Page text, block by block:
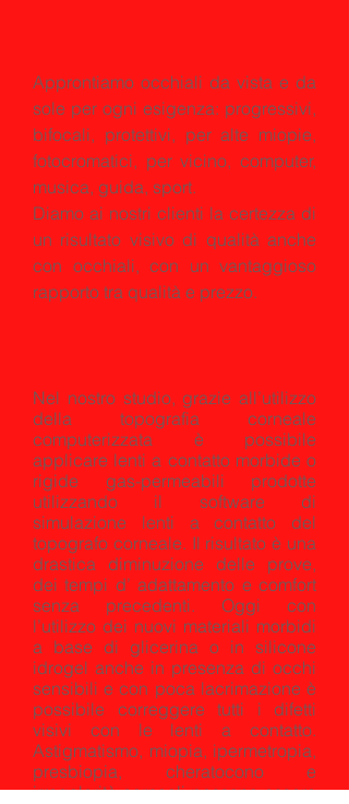
Approntiamo occhiali da vista e da
sole per ogni esigenza: progressivi,
bifocali, protettivi, per alte miopie,
fotocromatici, per vicino, computer,
musica, guida, sport.
Diamo ai nostri clienti la certezza di
un risultato visivo di qualità anche
con occhiali, con un vantaggioso
rapporto tra qualità e prezzo.
Nel nostro studio, grazie all’utilizzo
della topografia corneale
computerizzata è possibile
applicare lenti a contatto morbide o
rigide gas-permeabili prodotte
utilizzando il software di
simulazione lenti a contatto del
topografo corneale. Il risultato è una
drastica diminuzione delle prove,
dei tempi d’ adattamento e comfort
senza precedenti. Oggi con
l’utilizzo dei nuovi materiali morbidi
a base di glicerina o in silicone
idrogel anche in presenza di occhi
sensibili e con poca lacrimazione è
possibile correggere tutti i difetti
visivi con le lenti a contatto.
Astigmatismo, miopia, ipermetropia,
presbiopia, cheratocono e
irregolarità corneali possono essere